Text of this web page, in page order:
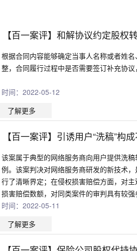
【百一案评】和解协议约定股权
根据合同内容能够确定当事人名称或者姓
整，合同履行过程中是否需要签订补充协议
时间：2022-05-12
了解更多
【百一案评】引诱用户“洗稿”构
该案属于典型的网络服务商向用户提供洗
例。该案判决对网络服务商研发的新技术
行了清晰界定；在侵权损害赔偿方面，对
损害赔偿数额，对同类案件的审判具有较强
时间：2022-05-11
了解更多